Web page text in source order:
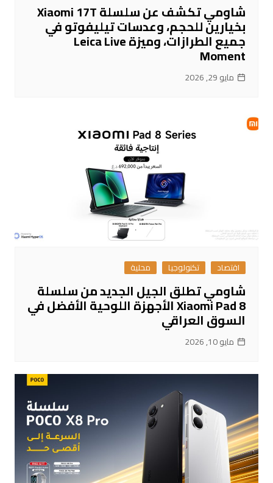
شاومي تكشف عن سلسلة Xiaomi 17T
بخيارين للحجم، وعدسات تيليفوتو في
جميع الطرازات، وميزة Leica Live
Moment
مايو 29, 2026
اقتصاد تكنولوجيا محلية
شاومي تطلق الجيل الجديد من سلسلة
Xiaomi Pad 8 الأجهزة اللوحية الأفضل في
السوق العراقي
مايو 10, 2026